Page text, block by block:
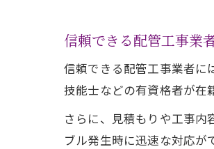
信頼できる配管工事業
信頼できる配管工事業者に
技能士などの有資格者が在
さらに、見積もりや工事内
ブル発生時に迅速な対応